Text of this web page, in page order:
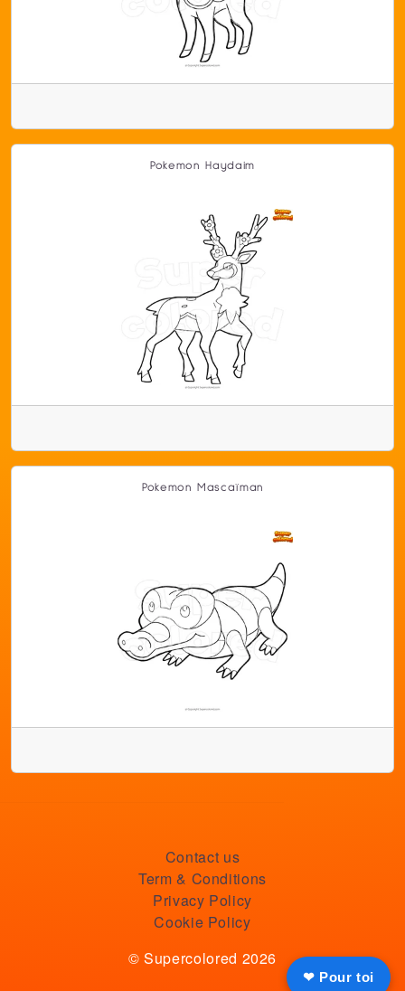
❤ Pour toi
Pokemon Haydaim
Pokemon Mascaïman
Contact us
Term & Conditions
Privacy Policy
Cookie Policy
© Supercolored 2026